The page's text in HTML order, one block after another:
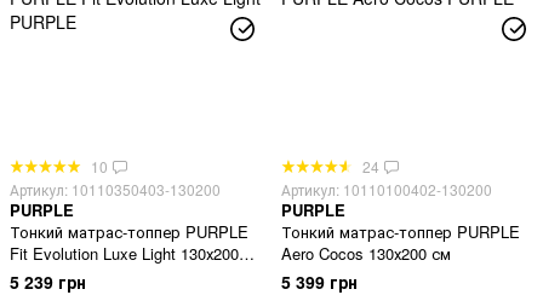
10
Артикул: 10110350403-130200
PURPLE
Тонкий матрас-топпер PURPLE
Fit Evolution Luxe Light 130х200
см
5 239 грн
24
Артикул: 10110100402-130200
PURPLE
Тонкий матрас-топпер PURPLE
Aero Cocos 130х200 см
5 399 грн